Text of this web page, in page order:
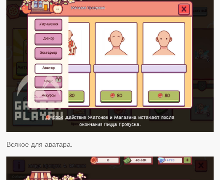
Всякое для аватара.